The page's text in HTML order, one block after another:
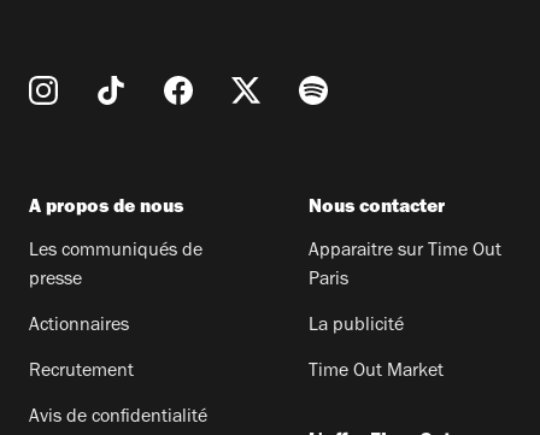
A propos de nous
Les communiqués de
presse
Actionnaires
Recrutement
Avis de confidentialité
Nous contacter
Apparaitre sur Time Out
Paris
La publicité
Time Out Market